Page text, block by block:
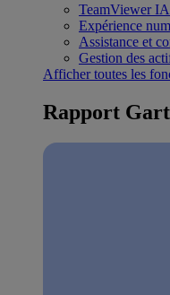
TeamViewer IA
Expérience
Assistance et
Gestion des
Afficher toutes les
Rapport